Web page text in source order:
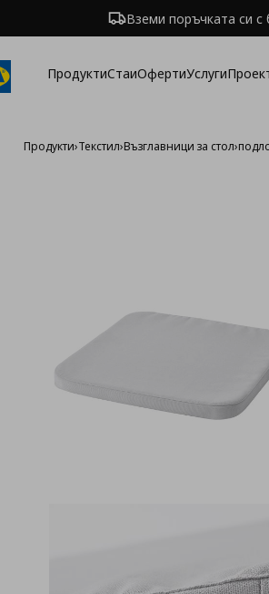
Вземи поръчката си
ПродуктиСтаиОфертиУслуги
Продукти›Текстил›Възглавници за стол›